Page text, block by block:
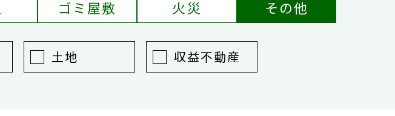
ゴミ屋敷 火災 その他
土地 収益不動産